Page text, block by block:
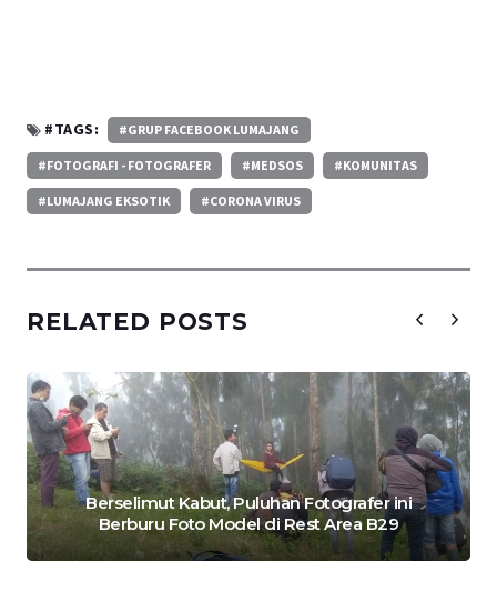
#TAGS: #GRUP FACEBOOK LUMAJANG
#FOTOGRAFI - FOTOGRAFER #MEDSOS #KOMUNITAS
#LUMAJANG EKSOTIK #CORONA VIRUS
RELATED POSTS
Berselimut Kabut, Puluhan Fotografer ini
Berburu Foto Model di Rest Area B29